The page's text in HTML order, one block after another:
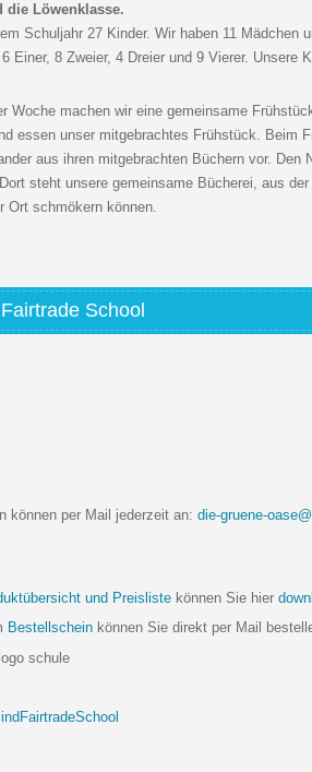
die Löwenklasse.
Schuljahr 27 Kinder. Wir haben 11 Mädchen
Einer, 8 Zweier, 4 Dreier und 9 Vierer. Unsere
Woche machen wir eine gemeinsame
essen unser mitgebrachtes Frühstück. Beim
aus ihren mitgebrachten Büchern vor. Den
steht unsere gemeinsame Bücherei, aus
Ort schmökern können.
School
können per Mail jederzeit an:die-gruene-
und Preisliste können Sie hier
Bestellschein können Sie direkt per Mail